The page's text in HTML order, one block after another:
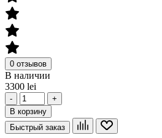
0 отзывов
В наличии
3300 lei
-
+
В корзину
Быстрый заказ